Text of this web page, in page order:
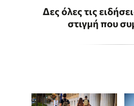
Δες όλες τις
στιγμή που